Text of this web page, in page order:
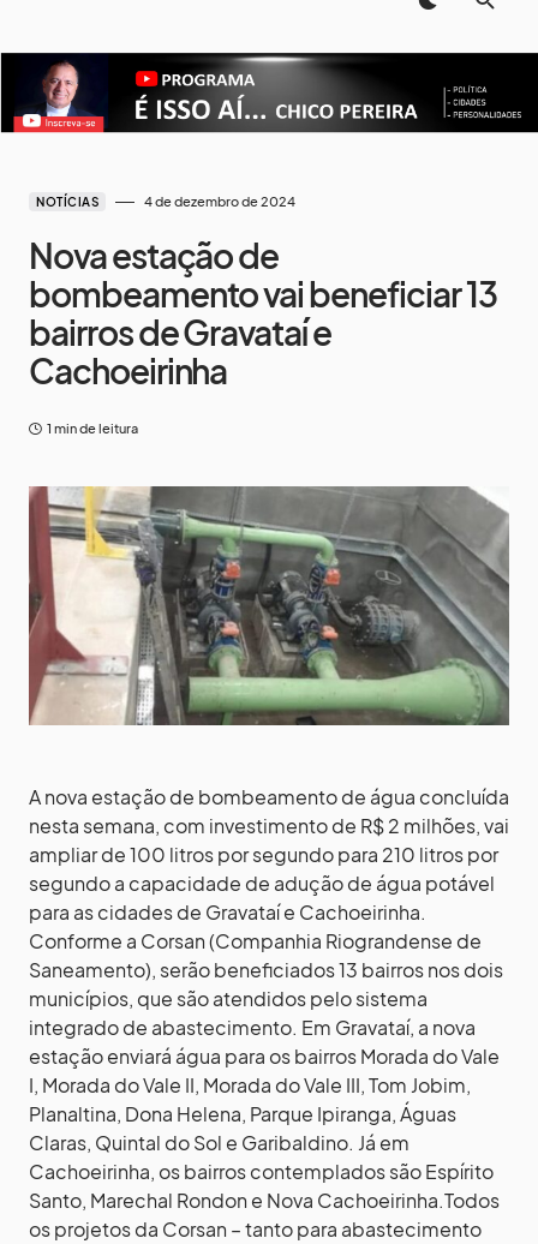
NOTÍCIAS 4 de dezembro de 2024
Nova estação de
bombeamento vai beneficiar 13
bairros de Gravataí e
Cachoeirinha
1 min de leitura
A nova estação de bombeamento de água concluída
nesta semana, com investimento de R$ 2 milhões, vai
ampliar de 100 litros por segundo para 210 litros por
segundo a capacidade de adução de água potável
para as cidades de Gravataí e Cachoeirinha.
Conforme a Corsan (Companhia Riograndense de
Saneamento), serão beneficiados 13 bairros nos dois
municípios, que são atendidos pelo sistema
integrado de abastecimento. Em Gravataí, a nova
estação enviará água para os bairros Morada do Vale
I, Morada do Vale II, Morada do Vale III, Tom Jobim,
Planaltina, Dona Helena, Parque Ipiranga, Águas
Claras, Quintal do Sol e Garibaldino. Já em
Cachoeirinha, os bairros contemplados são Espírito
Santo, Marechal Rondon e Nova Cachoeirinha.Todos
os projetos da Corsan – tanto para abastecimento